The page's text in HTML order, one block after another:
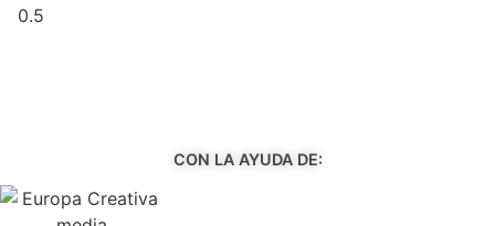
CON LA AYUDA DE: